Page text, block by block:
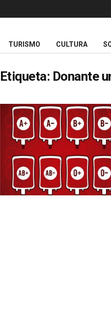
TURISMO CULTURA
Etiqueta: Donante